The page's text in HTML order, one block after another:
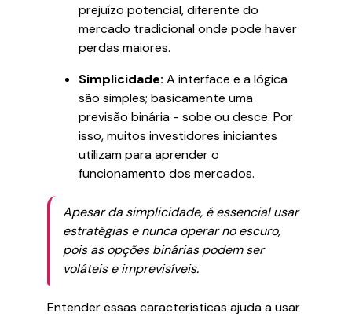
prejuízo potencial, diferente do
mercado tradicional onde pode haver
perdas maiores.
Simplicidade: A interface e a lógica
são simples; basicamente uma
previsão binária - sobe ou desce. Por
isso, muitos investidores iniciantes
utilizam para aprender o
funcionamento dos mercados.
Apesar da simplicidade, é essencial usar
estratégias e nunca operar no escuro,
pois as opções binárias podem ser
voláteis e imprevisíveis.
Entender essas características ajuda a usar